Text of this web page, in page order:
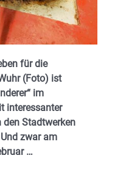
für die
(Foto) ist
im
interessanter
den Stadtwerken
Und zwar am
…